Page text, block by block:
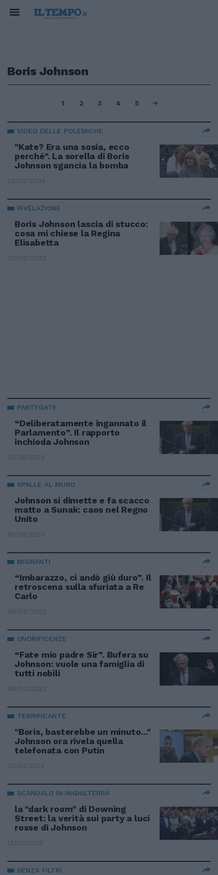
Boris Johnson
1 2 3 4 5
VIDEO DELLE POLEMICHE
"Kate? Era una sosia, ecco
perché". La sorella di Boris
Johnson sgancia la bomba
22/03/2024
RIVELAZIONE
Boris Johnson lascia di stucco:
cosa mi chiese la Regina
Elisabetta
02/09/2023
PARTYGATE
“Deliberatamente ingannato il
Parlamento”. Il rapporto
inchioda Johnson
15/06/2023
SPALLE AL MURO
Johnson si dimette e fa scacco
matto a Sunak: caos nel Regno
Unito
10/06/2023
MIGRANTI
“Imbarazzo, ci andò giù duro”. Il
retroscena sulla sfuriata a Re
Carlo
09/05/2023
ONORIFICENZE
“Fate mio padre Sir”. Bufera su
Johnson: vuole una famiglia di
tutti nobili
06/03/2023
TERRIFICANTE
"Boris, basterebbe un minuto..."
Johnson ora rivela quella
telefonata con Putin
30/01/2023
SCANDALO IN INGHILTERRA
la "dark room" di Downing
Street: la verità sui party a luci
rosse di Johnson
13/01/2023
SENZA FILTRI